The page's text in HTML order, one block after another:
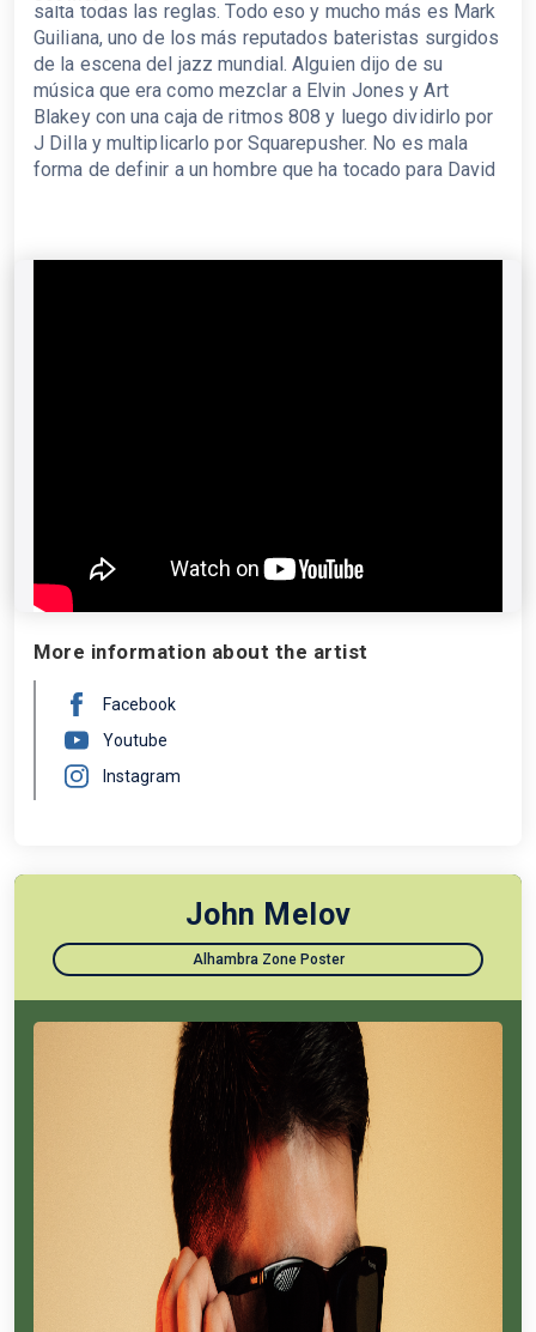
salta todas las reglas. Todo eso y mucho más es Mark
Guiliana, uno de los más reputados bateristas surgidos
de la escena del jazz mundial. Alguien dijo de su
música que era como mezclar a Elvin Jones y Art
Blakey con una caja de ritmos 808 y luego dividirlo por
J Dilla y multiplicarlo por Squarepusher. No es mala
forma de definir a un hombre que ha tocado para David
More information about the artist
Facebook
Youtube
Instagram
John Melov
Alhambra Zone Poster